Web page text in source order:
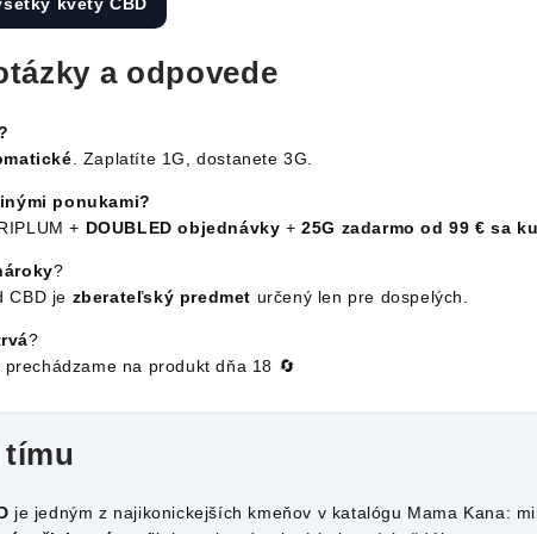
a odpovede
. Zaplatíte 1G, dostanete 3G.
ponukami?
+ DOUBLED objednávky +25G zadarmo od 99 € sa
?
CBD je zberateľský predmet určený len pre dospelých.
?
na produkt dňa 18 🔄
je jedným z najikonickejších kmeňov v katalógu Mama Kana: